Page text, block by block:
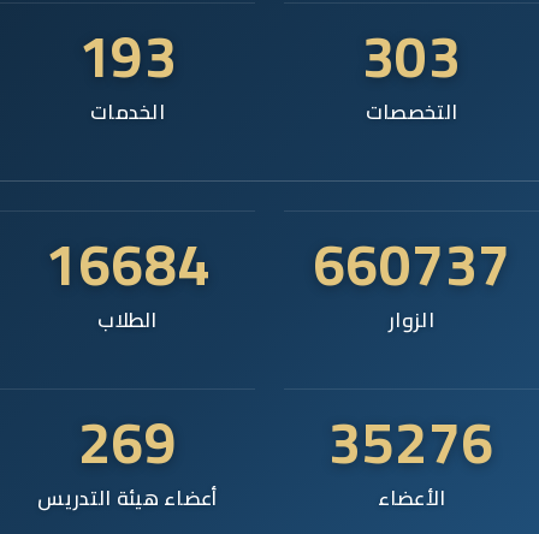
303
التخصصات
193
الخدمات
660737
الزوار
16684
الطلاب
35276
الأعضاء
269
أعضاء هيئة التدريس